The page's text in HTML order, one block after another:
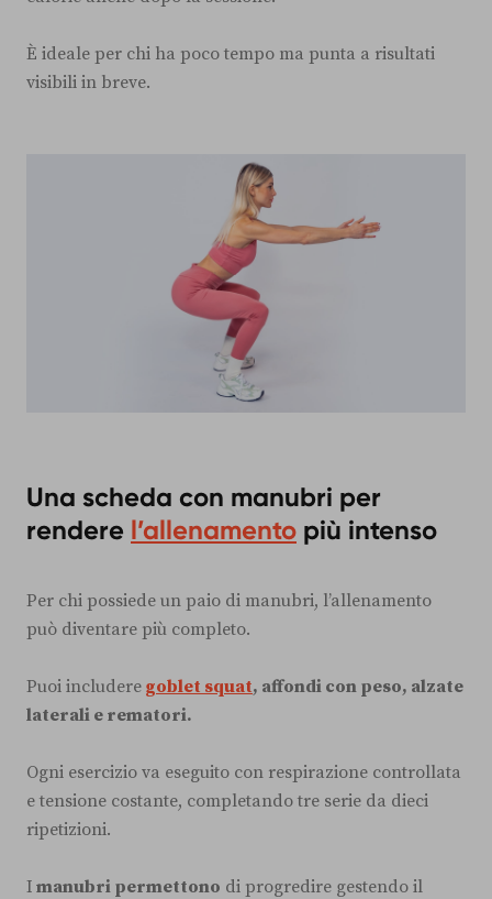
È ideale per chi ha poco tempo ma punta a risultati
visibili in breve.
Una scheda con manubri per
rendere l’allenamento più intenso
Per chi possiede un paio di manubri, l’allenamento
può diventare più completo.
Puoi includere goblet squat, affondi con peso, alzate
laterali e rematori.
Ogni esercizio va eseguito con respirazione controllata
e tensione costante, completando tre serie da dieci
ripetizioni.
I manubri permettono di progredire gestendo il